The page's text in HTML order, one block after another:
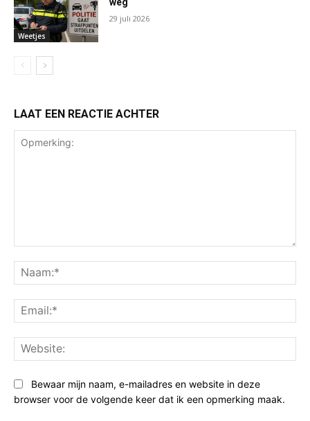
Weetjes
29 juli 2026
LAAT EEN REACTIE ACHTER
Bewaar mijn naam, e-mailadres en website in deze
browser voor de volgende keer dat ik een opmerking maak.